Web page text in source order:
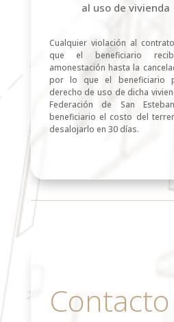
al uso de vivienda
Cualquier violación al
que el beneficiario
amonestación hasta la
por lo que el beneficiario
derecho de uso de dicha
Federación de San
beneficiario el costo del
desalojarlo en 30 días.
Contacto